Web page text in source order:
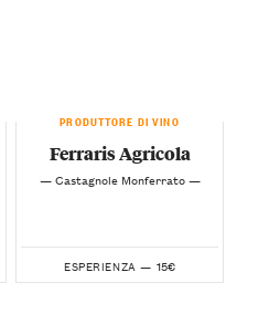
PRODUTTORE DI VINO
Ferraris Agricola
— Castagnole Monferrato —
ESPERIENZA — 15€